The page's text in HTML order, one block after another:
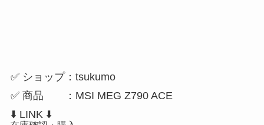
✅ ショップ：tsukumo
✅ 商品 ：MSI MEG Z790 ACE
⬇️ LINK ⬇️